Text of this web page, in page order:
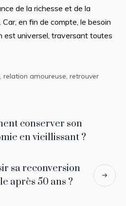
de la richesse et de la
en fin de compte, le besoin
est universel, traversant toutes
, relation amoureuse, retrouver
conserver son
en vieillissant ?
sa reconversion
après 50 ans ?